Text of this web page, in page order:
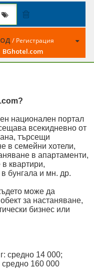
/ Регистрация
BGhotel.com
национален портал
всекидневно от
търсещи
в семейни хотели,
в апартаменти,
квартири,
бунгала и мн. др.
може да
за настаняване,
бизнес или
средно 14 000;
160 000